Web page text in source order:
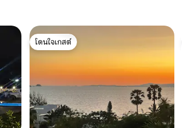
โดนใจเกสต์
โดนใจเกสต์